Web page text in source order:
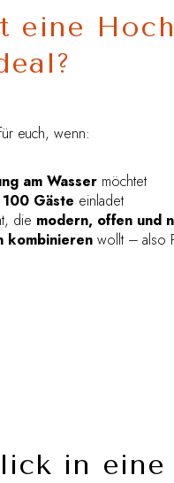
eine
euch, wenn:
am Wassermöchtet
Gäste einladet
die modern, offen und
kombinierenwollt – also
in